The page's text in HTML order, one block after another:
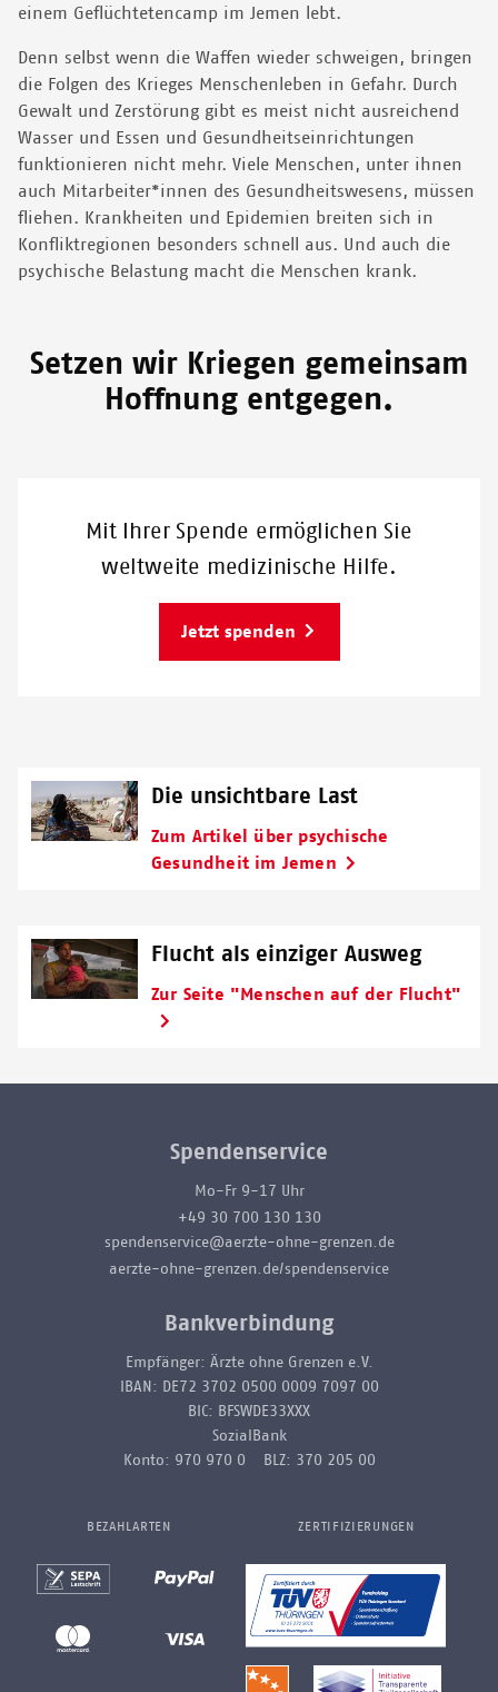
einem Geflüchtetencamp im Jemen lebt.
Denn selbst wenn die Waffen wieder schweigen, bringen
die Folgen des Krieges Menschenleben in Gefahr. Durch
Gewalt und Zerstörung gibt es meist nicht ausreichend
Wasser und Essen und Gesundheitseinrichtungen
funktionieren nicht mehr. Viele Menschen, unter ihnen
auch Mitarbeiter*innen des Gesundheitswesens, müssen
fliehen. Krankheiten und Epidemien breiten sich in
Konfliktregionen besonders schnell aus. Und auch die
psychische Belastung macht die Menschen krank.
Setzen wir Kriegen gemeinsam
Hoffnung entgegen.
Mit Ihrer Spende ermöglichen Sie
weltweite medizinische Hilfe.
Jetzt spenden
Die unsichtbare Last
Zum Artikel über psychische
Gesundheit im Jemen
Flucht als einziger Ausweg
Zur Seite "Menschen auf der Flucht"
Spendenservice
Mo-Fr 9-17 Uhr
+49 30 700 130 130
spendenservice@aerzte-ohne-grenzen.de
aerzte-ohne-grenzen.de/spendenservice
Bankverbindung
Empfänger: Ärzte ohne Grenzen e.V.
IBAN: DE72 3702 0500 0009 7097 00
BIC: BFSWDE33XXX
SozialBank
Konto: 970 970 0 BLZ: 370 205 00
BEZAHLARTEN ZERTIFIZIERUNGEN